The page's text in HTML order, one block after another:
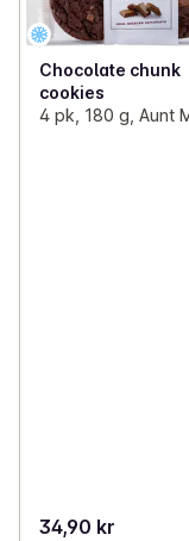
Chocolate chunk
cookies
4 pk, 180 g, Aunt
34,90 kr